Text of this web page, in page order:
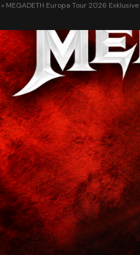
» MEGADETH Europa Tour 2026